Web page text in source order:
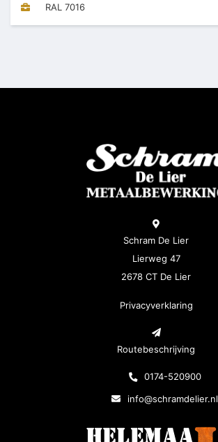
RAL 7016
Schram De Lier
Lierweg 47
2678 CT De Lier
Privacyverklaring
Routebeschrijving
0174-520900
info@schramdelier.nl